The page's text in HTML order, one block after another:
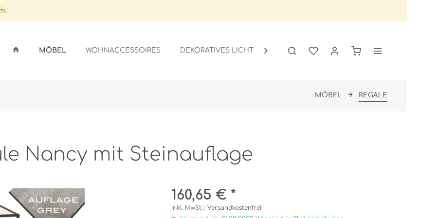
WOHNACCESSOIRES DEKORATIVES LICHT GARTEN SALE
GLASAUFLAGEN

MÖBEL REGALE
Nancy mit Steinauflage
160,65 € *
inkl. MwSt.| Versandkostenfrei